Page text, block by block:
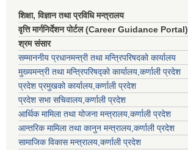
शिक्षा, विज्ञान तथा प्रविधि मन्त्रालय
वृत्ति मार्गनिर्देशन पोर्टल (Career Guidance Portal)
श्रम संसार
सम्माननीय प्रधानमन्त्री तथा मन्त्रिपरिषद‌को कार्यालय
मुख्यमन्त्री तथा मन्त्रिपरिषद्को कार्यालय,कर्णाली प्रदेश
प्रदेश प्रमुखको कार्यालय,कर्णाली प्रदेश
प्रदेश सभा सचिवालय,कर्णाली प्रदेश
आर्थिक मामिला तथा योजना मन्त्रालय,कर्णाली प्रदेश
आन्तरिक मामिला तथा कानुन मन्त्रालय,कर्णाली प्रदेश
सामाजिक विकास मन्त्रालय,कर्णाली प्रदेश